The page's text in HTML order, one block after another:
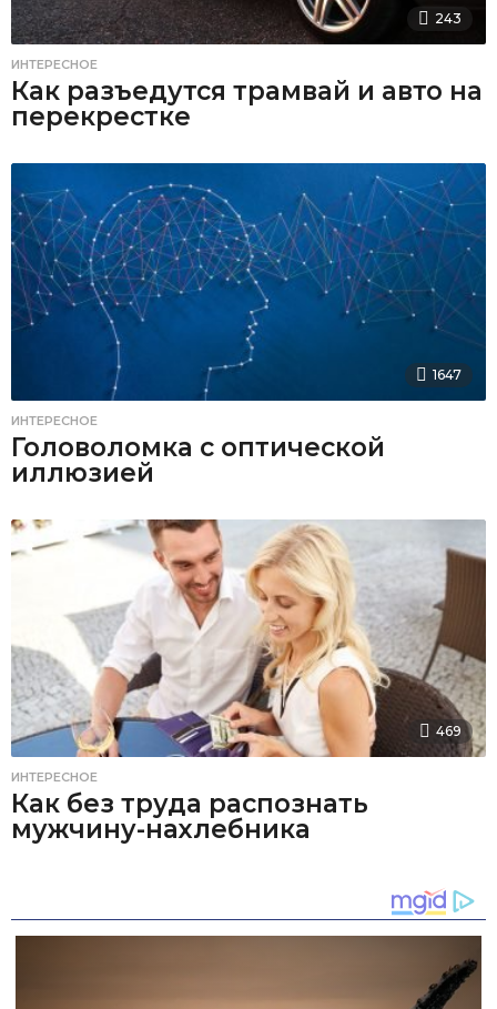
243
ИНТЕРЕСНОЕ
Как разъедутся трамвай и авто на
перекрестке
1647
ИНТЕРЕСНОЕ
Головоломка с оптической
иллюзией
469
ИНТЕРЕСНОЕ
Как без труда распознать
мужчину-нахлебника